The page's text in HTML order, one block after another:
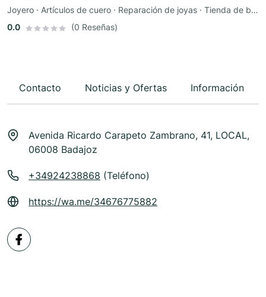
Joyero · Artículos de cuero · Reparación de joyas · Tienda de bebés
0.0
(0 Reseñas)
Contacto Noticias y Ofertas Información
Avenida Ricardo Carapeto Zambrano, 41, LOCAL,
06008 Badajoz
+34924238868 (Teléfono)
https://wa.me/34676775882